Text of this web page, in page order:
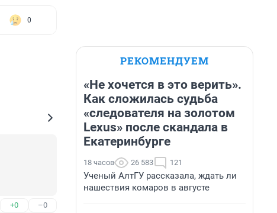
0
+0 –0
РЕКОМЕНДУЕМ
«Не хочется в это верить».
Как сложилась судьба
«следователя на золотом
Lexus» после скандала в
Екатеринбурге
18 часов 26 583 121
Ученый АлтГУ рассказала, ждать ли
нашествия комаров в августе